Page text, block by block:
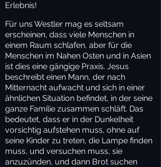
Erlebnis!
Für uns Westler mag es seltsam
erscheinen, dass viele Menschen in
einem Raum schlafen, aber für die
Menschen im Nahen Osten und in Asien
ist dies eine gängige Praxis. Jesus
beschreibt einen Mann, der nach
Mitternacht aufwacht und sich in einer
ähnlichen Situation befindet, in der seine
ganze Familie zusammen schläft. Das
bedeutet, dass er in der Dunkelheit
vorsichtig aufstehen muss, ohne auf
seine Kinder zu treten, die Lampe finden
muss, und versuchen muss, sie
anzuzünden, und dann Brot suchen